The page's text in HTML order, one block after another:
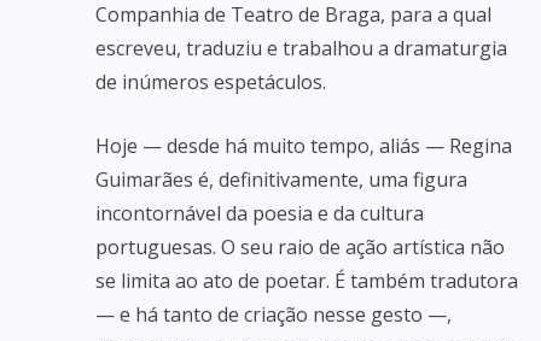
Companhia de Teatro de Braga, para a qual
escreveu, traduziu e trabalhou a dramaturgia
de inúmeros espetáculos.
Hoje — desde há muito tempo, aliás — Regina
Guimarães é, definitivamente, uma figura
incontornável da poesia e da cultura
portuguesas. O seu raio de ação artística não
se limita ao ato de poetar. É também tradutora
— e há tanto de criação nesse gesto —,